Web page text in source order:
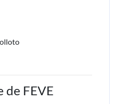
de FEVE